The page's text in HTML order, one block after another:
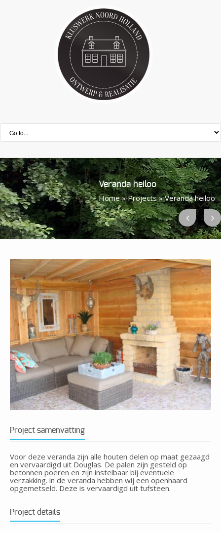
Veranda heiloo
Home »Projects»Veranda heiloo
Project samenvatting
Voor deze veranda zijn alle houten delen op maat gezaagd
en vervaardigd uit Douglas. De palen zijn gesteld op
betonnen poeren en zijn instelbaar bij eventuele
verzakking. in de veranda hebben wij een openhaard
opgemetseld. Deze is vervaardigd uit tufsteen.
Project details